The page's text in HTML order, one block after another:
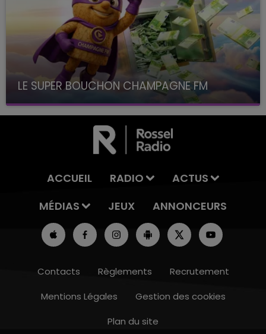
LE SUPER BOUCHON CHAMPAGNE FM
avec La Famille Champagne FM, à 8H10
ACCUEIL RADIO
ACTUS
MÉDIAS
JEUX ANNONCEURS
Contacts Règlements
Recrutement
Mentions Légales
Gestion des cookies
Plan du site